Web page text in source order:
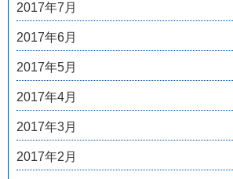
2017年7月
2017年6月
2017年5月
2017年4月
2017年3月
2017年2月